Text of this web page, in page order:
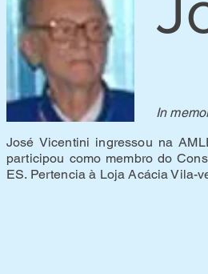
In
José Vicentini ingressou na
participou como membro do
ES. Pertencia à Loja Acácia Vila-